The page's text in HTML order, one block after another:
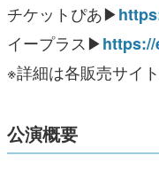
チケットぴあ▶
イープラス▶
※詳細は各販売サイ
公演概要